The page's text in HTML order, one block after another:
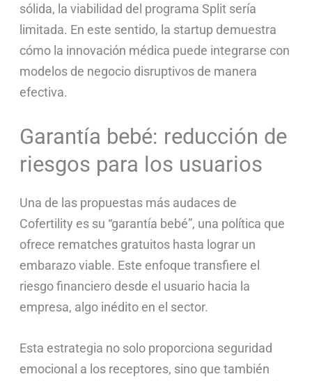
sólida, la viabilidad del programa Split sería
limitada. En este sentido, la startup demuestra
cómo la innovación médica puede integrarse con
modelos de negocio disruptivos de manera
efectiva.
Garantía bebé: reducción de
riesgos para los usuarios
Una de las propuestas más audaces de
Cofertility es su “garantía bebé”, una política que
ofrece rematches gratuitos hasta lograr un
embarazo viable. Este enfoque transfiere el
riesgo financiero desde el usuario hacia la
empresa, algo inédito en el sector.
Esta estrategia no solo proporciona seguridad
emocional a los receptores, sino que también